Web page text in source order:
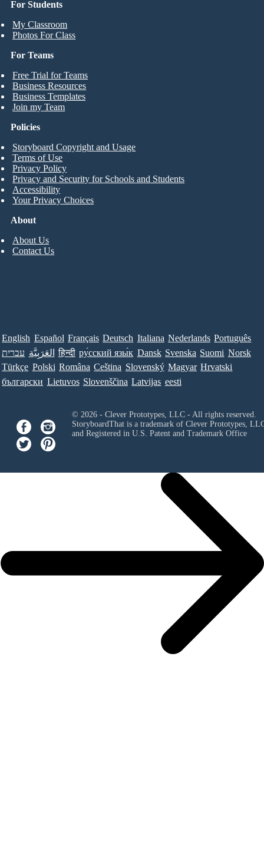
For Students
My Classroom
Photos For Class
For Teams
Free Trial for Teams
Business Resources
Business Templates
Join my Team
About
About Us
Contact Us
Policies
Storyboard Copyright and Usage
Terms of Use
Privacy Policy
Privacy and Security for Schools and Students
Accessibility
Your Privacy Choices
English Español Français Deutsch Italiana Nederlands Português
עברית العَرَبِيَّة हिन्दी ру́сский язы́к Dansk Svenska Suomi Norsk
Türkçe Polski Româna Ceština Slovenský Magyar Hrvatski
български Lietuvos Slovenščina Latvijas eesti
© 2026 - Clever Prototypes, LLC - All rights reserved.
StoryboardThat is a trademark of Clever Prototypes,
and Registered in U.S. Patent and Trademark Office